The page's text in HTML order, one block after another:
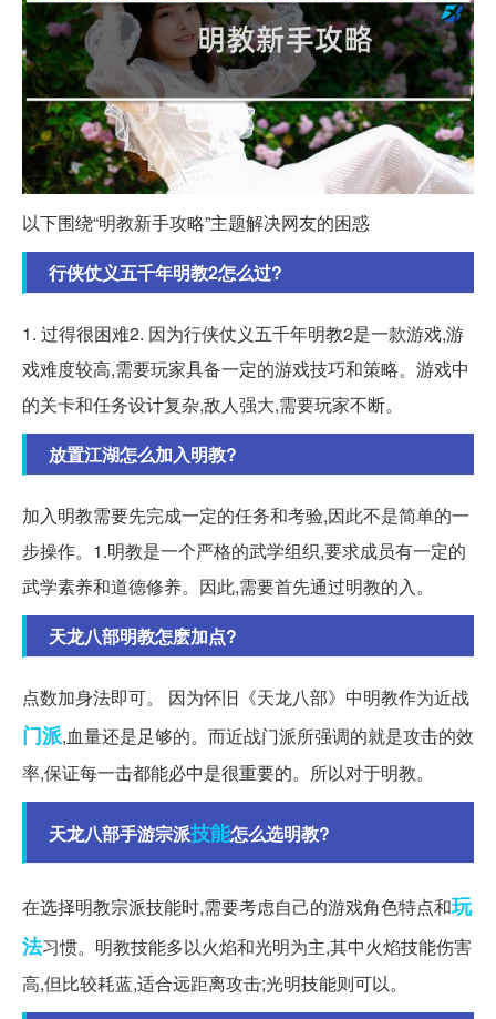
以下围绕“明教新手攻略”主题解决网友的困惑
行侠仗义五千年明教2怎么过?
1. 过得很困难2. 因为行侠仗义五千年明教2是一款游戏,游
戏难度较高,需要玩家具备一定的游戏技巧和策略。游戏中
的关卡和任务设计复杂,敌人强大,需要玩家不断。
放置江湖怎么加入明教?
加入明教需要先完成一定的任务和考验,因此不是简单的一
步操作。1.明教是一个严格的武学组织,要求成员有一定的
武学素养和道德修养。因此,需要首先通过明教的入。
天龙八部明教怎麽加点?
点数加身法即可。 因为怀旧《天龙八部》中明教作为近战
门派,血量还是足够的。而近战门派所强调的就是攻击的效
率,保证每一击都能必中是很重要的。所以对于明教。
天龙八部手游宗派技能怎么选明教?
在选择明教宗派技能时,需要考虑自己的游戏角色特点和玩
法习惯。明教技能多以火焰和光明为主,其中火焰技能伤害
高,但比较耗蓝,适合远距离攻击;光明技能则可以。